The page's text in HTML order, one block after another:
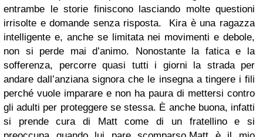
entrambe le storie finiscono lasciando molte questioni
irrisolte e domande senza risposta. Kira è una ragazza
intelligente e, anche se limitata nei movimenti e debole,
non si perde mai d’animo. Nonostante la fatica e la
sofferenza, percorre quasi tutti i giorni la strada per
andare dall’anziana signora che le insegna a tingere i fili
perché vuole imparare e non ha paura di mettersi contro
gli adulti per proteggere se stessa. È anche buona, infatti
si prende cura di Matt come di un fratellino e si